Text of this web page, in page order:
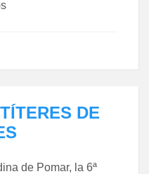
DE
de Pomar, la 6ª